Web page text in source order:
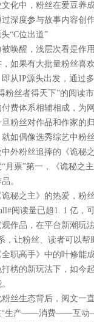
化中，粉丝在爱豆养
深度参与故事内容创
“C位出道”
唤醒，浅层次看是作
如果有大批量粉丝喜
即从IP源头出发，通过
粉丝者得天下”的阅读
费体系相辅相成，为
旦粉丝对作品和作家的
如偶像选秀综艺中粉
中外粉丝追捧的《诡秘
月票”第一，《诡秘之
。
诡秘之主》的热爱，粉
阅读量已超1. 1 亿，
作品，在平台新潮玩
，让粉丝、读者可以
职高手》中的叶修能
打榜的新玩法下，如今
丝生态背后，阅文一
“生产——消费——互动